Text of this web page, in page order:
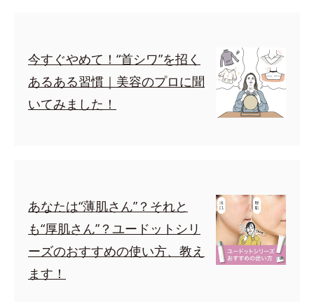
今すぐやめて！“首シワ”を招く
あるある習慣｜美容のプロに聞
いてみました！
あなたは“薄肌さん”？それと
も“厚肌さん”？ユードットシリ
ーズのおすすめの使い方、教え
ます！